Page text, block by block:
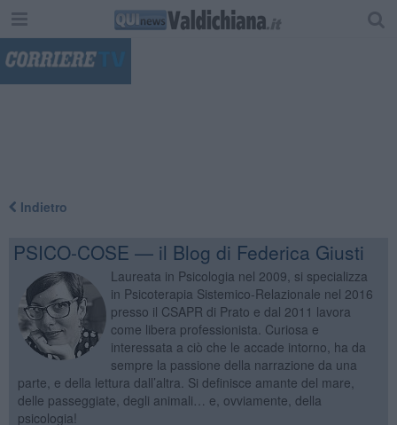
Indietro
PSICO-COSE — il Blog di Federica Giusti
Laureata in Psicologia nel 2009, si specializza
in Psicoterapia Sistemico-Relazionale nel 2016
presso il CSAPR di Prato e dal 2011 lavora
come libera professionista. Curiosa e
interessata a ciò che le accade intorno, ha da
sempre la passione della narrazione da una
parte, e della lettura dall’altra. Si definisce amante del mare,
delle passeggiate, degli animali… e, ovviamente, della
psicologia!